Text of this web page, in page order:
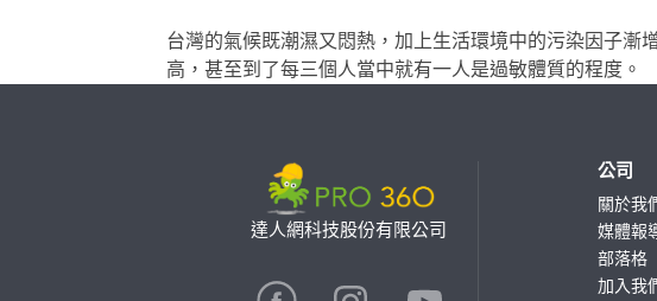
台灣的氣候既潮濕又悶熱，加上生活環境中的污染因子漸
高，甚至到了每三個人當中就有一人是過敏體質的程度。
達人網科技股份有限公司
公司
關於我
媒體報
部落格
加入我